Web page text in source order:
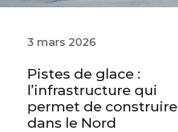
3 mars 2026
Pistes de glace :
l’infrastructure qui
permet de construire
dans le Nord